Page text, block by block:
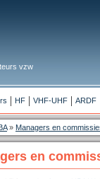
vzw
HF VHF-UHF ARDF
» Managers en
en